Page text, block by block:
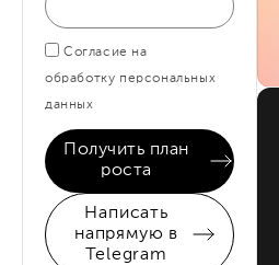
Согласие на
обработку персональных
данных
Получить план
роста
Написать
напрямую в
Telegram